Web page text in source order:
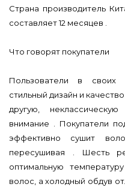
Страна производитель
составляет 12 месяцев .
Что говорят покупатели
Пользователи в своих
стильный дизайн и
другую,
внимание . Покупатели
эффективно сушит
пересушивая . Шесть
оптимальную
волос, а холодный обдув